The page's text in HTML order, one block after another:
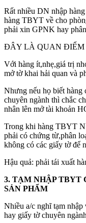
Rất nhiều DN nhập
hàng TBYT về cho
phải xin GPNK hay
ĐÂY LÀ QUAN ĐIỂM
Với hàng ít,nhẹ,giá trị
mở tờ khai hải quan và
Nhưng nếu họ biết
chuyên ngành thì chắc
nhân lên mở tài khoản
Trong khi hàng TBYT
phải có chứng từ,phân
không có các giấy tờ để
Hậu quả: phải tái xuất
3. TẠM NHẬP TBYT
SẢN PHẨM
Nhiều a/c nghĩ tạm
hay giấy tờ chuyên